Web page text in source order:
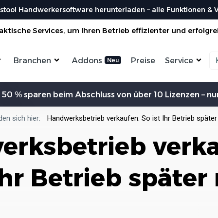
Handwerkersoftware herunterladen – alle Funktionen &
Services, um Ihren Betrieb effizienter und
Aufträge verwalten
Bestellungen
Überischtlichen Projekten
Trockenbauer
Enegrieberater
Hausverwalter
Büroservice
Hausmeister
Gebäudereinigung
Branchen Addons Preise Service
Magazin
Bei uns findest du spannendes Blogartikel
vieles mehr ...
Lexikon
Bei uns im Lexikon findest du zu allen
Roadmap & Ideen
Nutzen
Wer
% sparen beim Abschluss von über 10 Lizenzen –
sich hier: Handwerksbetrieb verkaufen: So ist Ihr Betrieb
Betrieb später